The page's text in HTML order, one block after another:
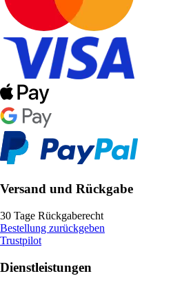
Versand und Rückgabe
30 Tage Rückgaberecht
Bestellung zurückgeben
Trustpilot
Dienstleistungen